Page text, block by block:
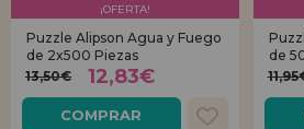
¡OFERTA!
Puzzle Alipson Agua y Fuego
de 2x500 Piezas
13,50€
12,83€
COMPRAR
de